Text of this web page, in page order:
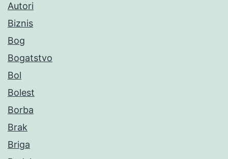
Autori
Biznis
Bog
Bogatstvo
Bol
Bolest
Borba
Brak
Briga